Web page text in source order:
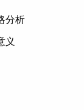
分析
义